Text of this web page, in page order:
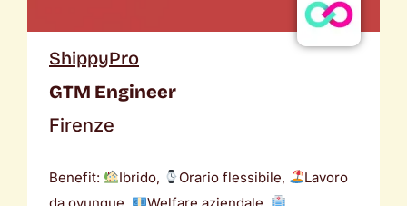
ShippyPro
GTM Engineer
Firenze
Benefit: Ibrido, Orario flessibile,
Lavoro
da ovunque,
Welfare aziendale,